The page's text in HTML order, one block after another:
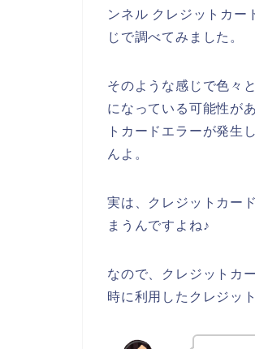
ンネル クレジットカ
じで調べてみました。
そのような感じで色々
になっている可能性が
トカードエラーが発生
んよ。
実は、クレジットカー
まうんですよね♪
なので、クレジットカ
時に利用したクレジッ